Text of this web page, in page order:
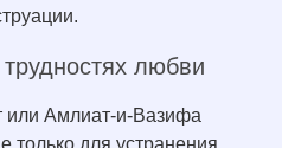
любви
или Амлиат-и-Вазифа
только для устранения